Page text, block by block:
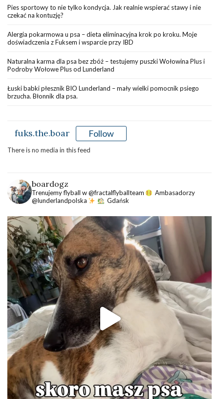
Pies sportowy to nie tylko kondycja. Jak realnie wspierać stawy i nie
czekać na kontuzję?
Alergia pokarmowa u psa – dieta eliminacyjna krok po kroku. Moje
doświadczenia z Fuksem i wsparcie przy IBD
Naturalna karma dla psa bez zbóż – testujemy puszki Wołowina Plus i
Podroby Wołowe Plus od Lunderland
Łuski babki płesznik BIO Lunderland – mały wielki pomocnik psiego
brzucha. Błonnik dla psa.
fuks.the.boar Follow
There is no media in this feed
boardogz
Trenujemy flyball w @fractalflyballteam
Ambasadorzy
@lunderlandpolska
Gdańsk